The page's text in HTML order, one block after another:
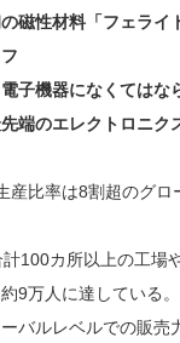
磁性材料「フェライ
子機器になくてはな
端のエレクトロニク
産比率は8割超のグロ
100カ所以上の工場
9万人に達している。
バルレベルでの販売